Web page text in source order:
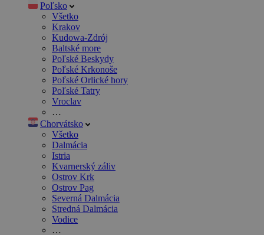
Poľsko
Všetko
Krakov
Kudowa-Zdrój
Baltské more
Poľské Beskydy
Poľské Krkonoše
Poľské Orlické hory
Poľské Tatry
Vroclav
…
Chorvátsko
Všetko
Dalmácia
Istria
Kvarnerský záliv
Ostrov Krk
Ostrov Pag
Severná Dalmácia
Stredná Dalmácia
Vodice
…